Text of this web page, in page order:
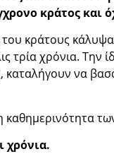
κράτος και
του κράτους
τρία χρόνια.
καταλήγουν να
χρόνια.